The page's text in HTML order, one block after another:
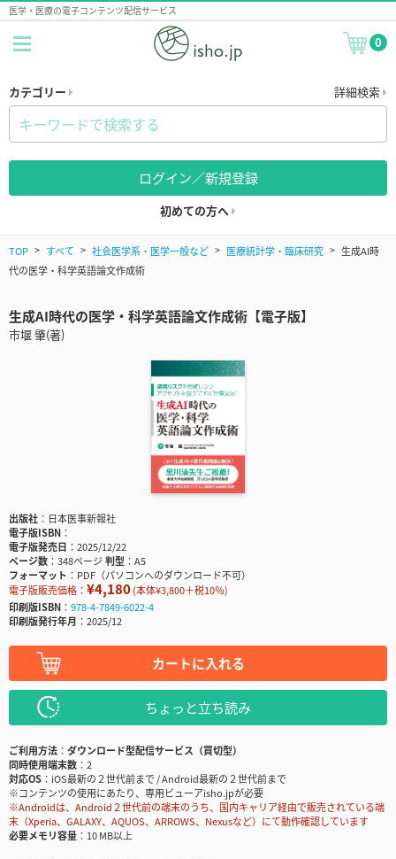
医学・医療の電子コンテンツ配信サービス
0
カテゴリー 詳細検索
ログイン／新規登録
初めての方へ
TOP すべて 社会医学系・医学一般など 医療統計学・臨床研究
生成AI時
代の医学・科学英語論文作成術
生成AI時代の医学・科学英語論文作成術【電子版】
市堰 肇(著)
出版社
日本医事新報社
電子版ISBN
電子版発売日
2025/12/22
ページ数
348ページ判型
A5
フォーマット
PDF（パソコンへのダウンロード不可）
電子版販売価格： ¥4,180(本体¥3,800＋税10％)
印刷版ISBN
978-4-7849-6022-4
印刷版発行年月
2025/12
カートに入れる
ちょっと立ち読み
ご利用方法
ダウンロード型配信サービス（買切型）
同時使用端末数
2
対応OS
iOS最新の２世代前まで / Android最新の２世代前まで
※コンテンツの使用にあたり、専用ビューアisho.jpが必要
※Androidは、Android２世代前の端末のうち、国内キャリア経由で販売されている端
末（Xperia、GALAXY、AQUOS、ARROWS、Nexusなど）にて動作確認しています
必要メモリ容量
10 MB以上